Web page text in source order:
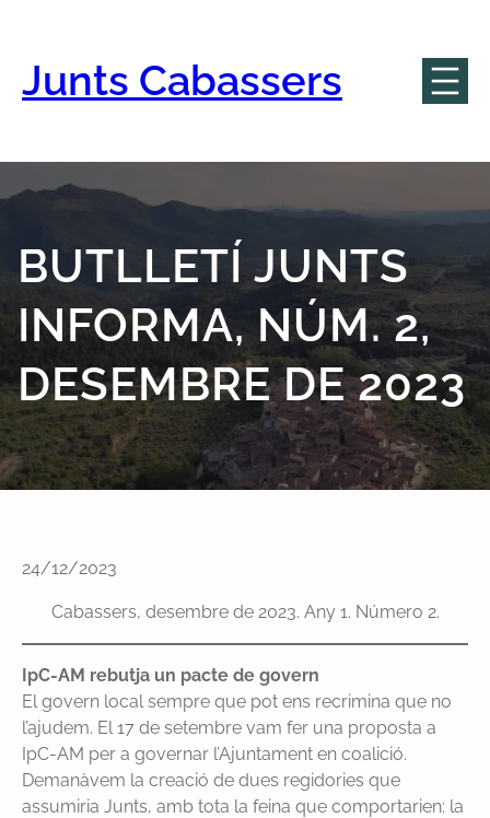
contingut
Junts Cabassers
BUTLLETÍ JUNTS
INFORMA, NÚM. 2,
DESEMBRE DE 2023
24/12/2023
Cabassers, desembre de 2023. Any 1. Número 2.
IpC-AM rebutja un pacte de govern
El govern local sempre que pot ens recrimina que no
l’ajudem. El 17 de setembre vam fer una proposta a
IpC-AM per a governar l’Ajuntament en coalició.
Demanàvem la creació de dues regidories que
assumiria Junts, amb tota la feina que comportarien: la